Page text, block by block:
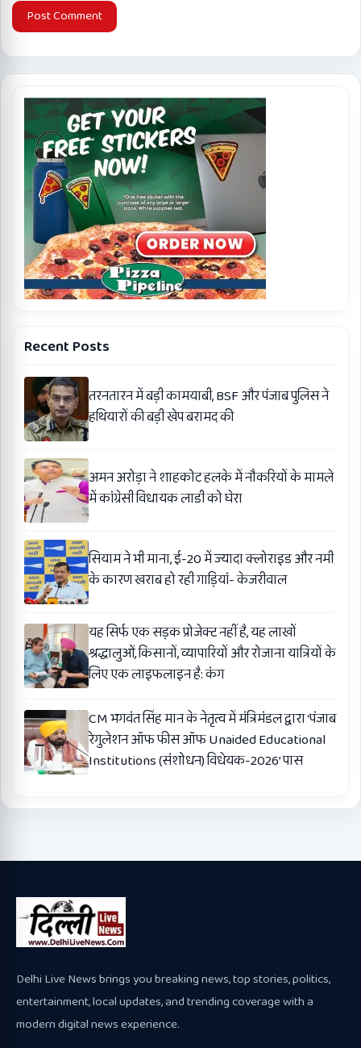
Recent Posts
तरनतारन में बड़ी कामयाबी, BSF और पंजाब पुलिस ने
हथियारों की बड़ी खेप बरामद की
अमन अरोड़ा ने शाहकोट हलके में नौकरियों के मामले
में कांग्रेसी विधायक लाडी को घेरा
सियाम ने भी माना, ई-20 में ज्यादा क्लोराइड और नमी
के कारण खराब हो रही गाड़ियां- केजरीवाल
यह सिर्फ एक सड़क प्रोजेक्ट नहीं है, यह लाखों
श्रद्धालुओं, किसानों, व्यापारियों और रोजाना यात्रियों के
लिए एक लाइफलाइन है: कंग
CM भगवंत सिंह मान के नेतृत्व में मंत्रिमंडल द्वारा ‘पंजाब
रेगुलेशन ऑफ फीस ऑफ Unaided Educational
Institutions (संशोधन) विधेयक-2026’ पास
Delhi Live News brings you breaking news, top stories, politics,
entertainment, local updates, and trending coverage with a
modern digital news experience.